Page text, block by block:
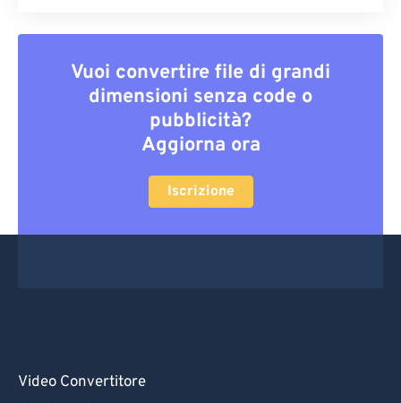
Vuoi convertire file di grandi
dimensioni senza code o
pubblicità?
Aggiorna ora
Iscrizione
Video Convertitore